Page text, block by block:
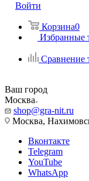
Войти
Корзина0
Избранные
Сравнение
Ваш город
Москва
shop@gra-nit.ru
Москва,
Вконтакте
Telegram
YouTube
WhatsApp